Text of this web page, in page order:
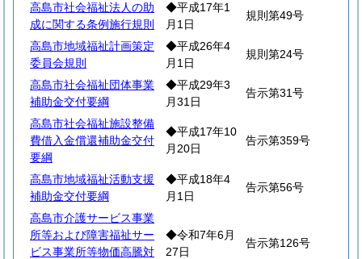
高島市社会福祉法人の助
成に関する条例施行規則
◆平成17年1
月1日
規則第49号
高島市地域福祉計画策定
委員会規則
◆平成26年4
月1日
規則第24号
高島市社会福祉団体事業
補助金交付要綱
◆平成29年3
月31日
告示第31号
高島市社会福祉施設整備
費借入金償還補助金交付
要綱
◆平成17年10
月20日
告示第359号
高島市地域福祉活動支援
補助金交付要綱
◆平成18年4
月1日
告示第56号
高島市介護サービス事業
所等および障害福祉サー
ビス事業所等物価高騰対
◆令和7年6月
27日
告示第126号